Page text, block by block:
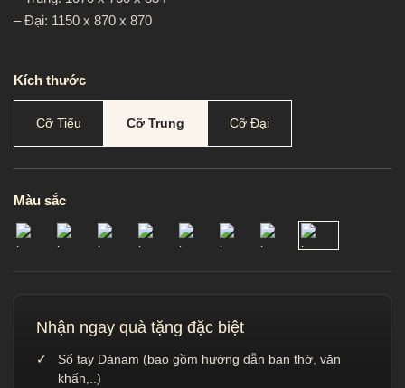
– Đại: 1150 x 870 x 870
Kích thước
Cỡ Tiểu Cỡ Trung Cỡ Đại
Màu sắc
Nhận ngay quà tặng đặc biệt
Sổ tay Dànam (bao gồm hướng dẫn ban thờ, văn
khấn,..)